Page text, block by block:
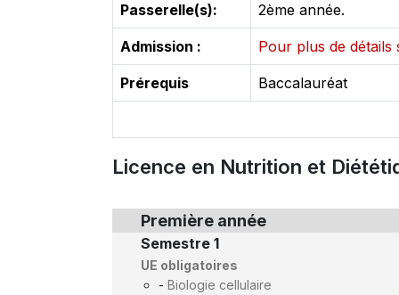
Passerelle(s):
2ème année.
Admission : Pour plus de
Prérequis Baccalauréat
Licence en Nutrition et
Première année
Semestre 1
UE obligatoires
- Biologie cellulaire